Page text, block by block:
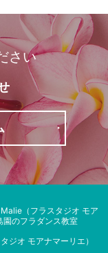
さい
オ モアナマーリエ）
（フラスタジオ モア
園のフラダンス教室